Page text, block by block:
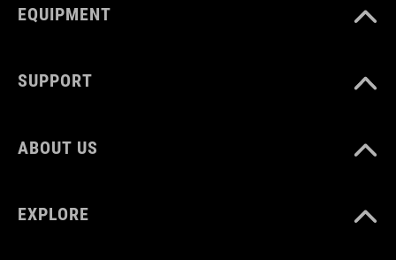
EQUIPMENT
SUPPORT
ABOUT US
EXPLORE